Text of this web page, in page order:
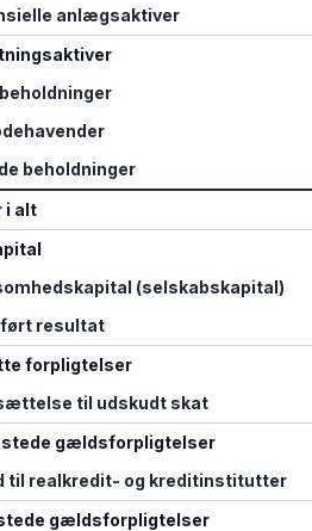
anlægsaktiver
beholdninger
i alt
(selskabskapital)
resultat
forpligtelser
til udskudt skat
gældsforpligtelser
til realkredit- og kreditinstitutter
gældsforpligtelser